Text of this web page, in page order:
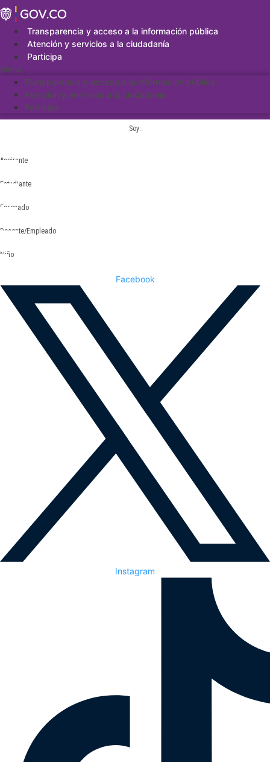
Saltar
al
contenidoTransparencia y acceso a la información pública
Atención y servicios a la ciudadanía
Participa
Menu
Transparencia y acceso a la información pública
Atención y servicios a la ciudadanía
Participa
Soy:
Aspirante
Estudiante
Egresado
Docente/Empleado
Niño
Facebook
Instagram